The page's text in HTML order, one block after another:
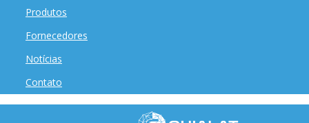
Produtos
Fornecedores
Notícias
Contato